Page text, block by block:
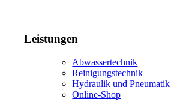
Leistungen
Abwassertechnik
Reinigungstechnik
Hydraulik und Pneumatik
Online-Shop